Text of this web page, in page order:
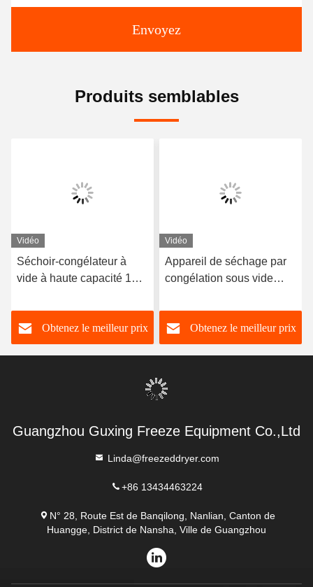
Envoyez
Produits semblables
Vidéo
Séchoir-congélateur à
vide à haute capacité 100
Obtenez le meilleur prix
Vidéo
Appareil de séchage par
congélation sous vide
des aliments -40C-80C
Obtenez le meilleur prix
Guangzhou Guxing Freeze Equipment Co.,Ltd
Linda@freezeddryer.com
+86 13434463224
N° 28, Route Est de Banqilong, Nanlian, Canton de
Huangge, District de Nansha, Ville de Guangzhou